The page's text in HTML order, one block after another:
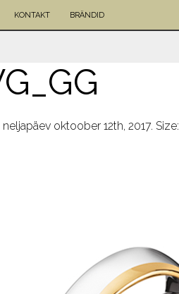
KONTAKT BRÄNDID
neljapäev oktoober 12th, 2017. Size: